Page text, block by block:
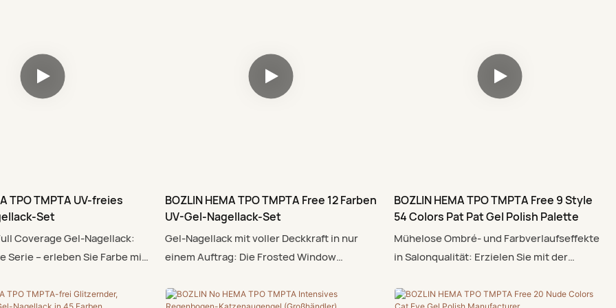
eine warme und
Perfekt für Cafés,
entspannte Stunden zu
nur einem Anstrich makellos deckt – für ein
sicheres Gefühl und unvergleichliche
Farbe, die mit nur einem Anstrich makellos
deckt – für ein sicheres Gefühl und
unvergleichliche Leistung.
TPO TMPTA UV-freies
Set
Coverage Gel-Nagellack:
Serie – erleben Sie Farbe mit
verzichtet auf HEMA,
BOZLIN HEMA TPO TMPTA Free 12 Farben
UV-Gel-Nagellack-Set
Gel-Nagellack mit voller Deckkraft in nur
einem Auftrag: Die Frosted Window
Risiko. Unsere sorgfältig entwickelte
BOZLIN HEMA TPO TMPTA Free 9 Style
54 Colors Pat Pat Gel Polish Palette
Mühelose Ombré- und Farbverlaufseffekte
in Salonqualität: Erzielen Sie mit der
professionelle Nageldesigns zu Hause.